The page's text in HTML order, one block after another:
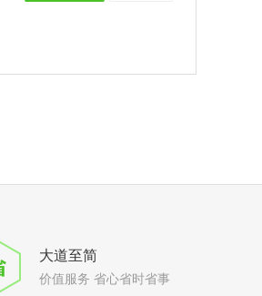
大道至简
价值服务 省心省时省事